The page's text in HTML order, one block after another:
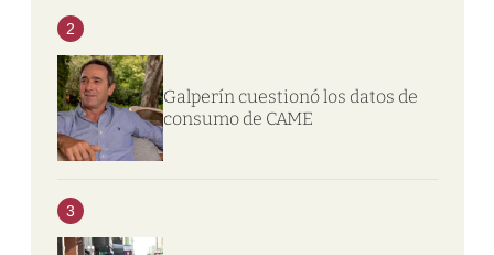
2
Galperín cuestionó los datos de
consumo de CAME
3